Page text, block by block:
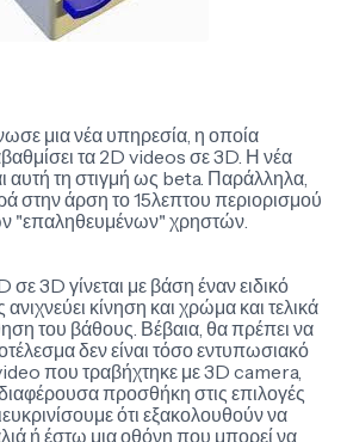
μια νέα υπηρεσία, η οποία
τα 2D videos σε 3D. Η νέα
αυτή τη στιγμή ως beta. Παράλληλα,
στην άρση το 15λεπτου περιορισμού
"επαληθευμένων" χρηστών.
3D γίνεται με βάση έναν ειδικό
κίνηση και χρώμα και τελικά
του βάθους. Βέβαια, θα πρέπει να
δεν είναι τόσο εντυπωσιακό
που τραβήχτηκε με 3D camera,
προσθήκη στις επιλογές
ότι εξακολουθούν να
ή έστω μια οθόνη που μπορεί να